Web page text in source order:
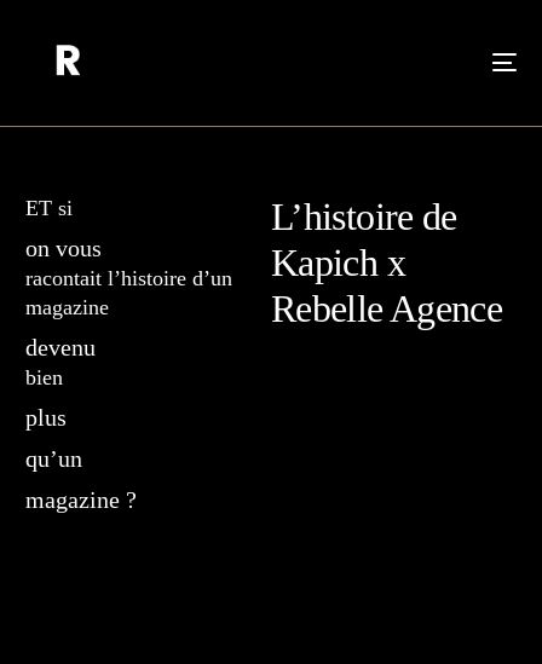
ET si
on vous
racontait l’histoire d’un
magazine
devenu
bien
plus
qu’un
magazine ?
L’histoire de
Kapich x
Rebelle Agence